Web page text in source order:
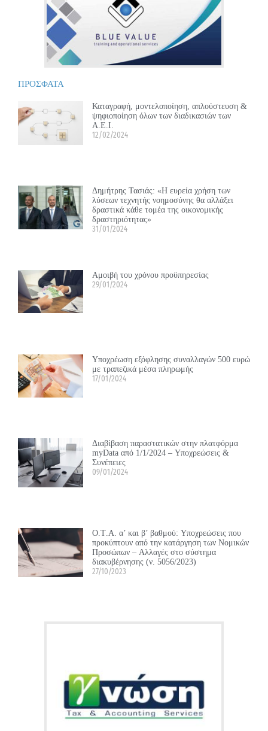
ΠΡΟΣΦΑΤΑ
Καταγραφή, μοντελοποίηση, απλούστευση &
ψηφιοποίηση όλων των διαδικασιών των
Α.Ε.Ι.
12/02/2024
Δημήτρης Τασιάς: «Η ευρεία χρήση των
λύσεων τεχνητής νοημοσύνης θα αλλάξει
δραστικά κάθε τομέα της οικονομικής
δραστηριότητας»
31/01/2024
Αμοιβή του χρόνου προϋπηρεσίας
29/01/2024
Υποχρέωση εξόφλησης συναλλαγών 500 ευρώ
με τραπεζικά μέσα πληρωμής
17/01/2024
Διαβίβαση παραστατικών στην πλατφόρμα
myData από 1/1/2024 – Υποχρεώσεις &
Συνέπειες
09/01/2024
Ο.Τ.Α. α’ και β’ βαθμού: Υποχρεώσεις που
προκύπτουν από την κατάργηση των Νομικών
Προσώπων – Αλλαγές στο σύστημα
διακυβέρνησης (ν. 5056/2023)
27/10/2023